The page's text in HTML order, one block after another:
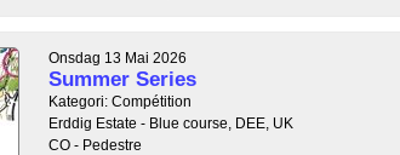
Onsdag 13 Mai 2026
Summer Series
Kategori: Compétition
Erddig Estate - Blue course, DEE, UK
CO - Pedestre